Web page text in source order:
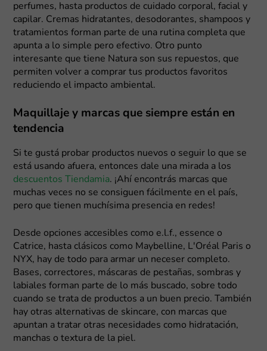
perfumes, hasta productos de cuidado corporal, facial y
capilar. Cremas hidratantes, desodorantes, shampoos y
tratamientos forman parte de una rutina completa que
apunta a lo simple pero efectivo. Otro punto
interesante que tiene Natura son sus repuestos, que
permiten volver a comprar tus productos favoritos
reduciendo el impacto ambiental.
Maquillaje y marcas que siempre están en
tendencia
Si te gustá probar productos nuevos o seguir lo que se
está usando afuera, entonces dale una mirada a los
descuentos Tiendamia. ¡Ahí encontrás marcas que
muchas veces no se consiguen fácilmente en el país,
pero que tienen muchísima presencia en redes!
Desde opciones accesibles como e.l.f., essence o
Catrice, hasta clásicos como Maybelline, L'Oréal Paris o
NYX, hay de todo para armar un neceser completo.
Bases, correctores, máscaras de pestañas, sombras y
labiales forman parte de lo más buscado, sobre todo
cuando se trata de productos a un buen precio. También
hay otras alternativas de skincare, con marcas que
apuntan a tratar otras necesidades como hidratación,
manchas o textura de la piel.